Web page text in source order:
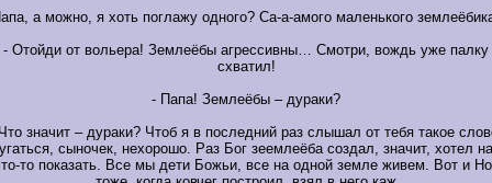
а можно, я хоть поглажу одного? Са-а-амого маленького
- Отойди от вольера! Землеёбы агрессивны… Смотри, вождь уже палку
схватил!
- Папа! Землеёбы – дураки?
значит – дураки? Чтоб я в последний раз слышал от тебя такое
сыночек, нехорошо. Раз Бог зеемлеёба создал, значит, хотел
то показать. Все мы дети Божьи, все на одной земле живем. Вот и